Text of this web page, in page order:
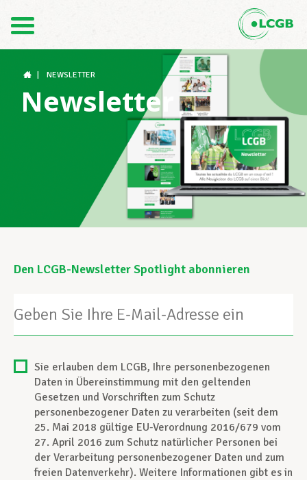
FR
DE
Gewerkschaftsstrukturen
Unterstützung im Arbeitsalltag
Unterstützung im Privatleben
Berufliche Weiterentwicklung
Mitglied werden
NEWSLETTER
Newsletter
Den LCGB-Newsletter Spotlight abonnieren
Sie
Ihre
E-
Adresse
ConsentSie erlauben dem LCGB, Ihre personenbezogenen
Daten in Übereinstimmung mit den geltenden
Gesetzen und Vorschriften zum Schutz
personenbezogener Daten zu verarbeiten (seit dem
25. Mai 2018 gültige EU-Verordnung 2016/679 vom
27. April 2016 zum Schutz natürlicher Personen bei
der Verarbeitung personenbezogener Daten und zum
freien Datenverkehr). Weitere Informationen gibt es in